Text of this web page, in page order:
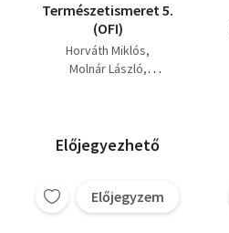
Természetismeret 5.
(OFI)
Horváth Miklós
Molnár László
Előjegyezhető
Előjegyzem